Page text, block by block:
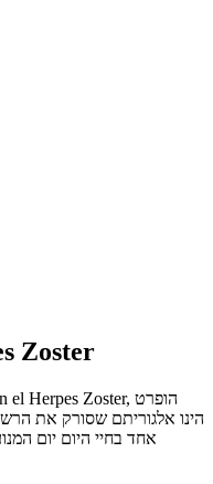
Zoster
הינו אלגוריתם שסורק את
אחד בחיי היום יום